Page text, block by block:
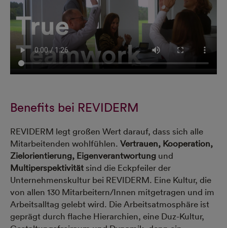
Benefits bei REVIDERM
REVIDERM legt großen Wert darauf, dass sich alle
Mitarbeitenden wohlfühlen. Vertrauen, Kooperation,
Zielorientierung, Eigenverantwortung und
Multiperspektivität sind die Eckpfeiler der
Unternehmenskultur bei REVIDERM. Eine Kultur, die
von allen 130 Mitarbeitern/Innen mitgetragen und im
Arbeitsalltag gelebt wird. Die Arbeitsatmosphäre ist
geprägt durch flache Hierarchien, eine Duz-Kultur,
Google Ads
Google Ireland Limited
Zweck
Dies ist ein Werbedienst. Dieser Dienst kann
werden, um Nutzern personalisierte oder nicht
personalisierte Werbung anzuzeigen
Cookie Name
_gcl_au, _gcl_aw test_cookie
Laufzeit
Anbieter
LinkedIn Ireland Unlimited Company
Dienst
Cookie Name
AnalyticsSyncHistory, JSESSIONID,
bcookie, bscookie, lang, li_alerts, li_gc, li_sugr, lidc,
Laufzeit
30 Tage (AnalyticsSyncHistory,
Sitzung (JSESSIONID, lang), 1 year (bcookie,
li_alerts), 6 Monate (li_gc), 30 Tage (li_sugr), 24
(lidc), 1 Tag (ln_or)
Infos schließen